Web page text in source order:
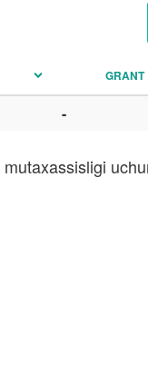
GRANT
-
mutaxassisligi